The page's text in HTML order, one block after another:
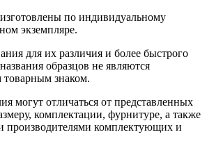
по индивидуальному
экземпляре.
для их различия и более быстрого
образцов не являются
товарным знаком.
могут отличаться от представленных
комплектации, фурнитуре, а также
производителями комплектующих и